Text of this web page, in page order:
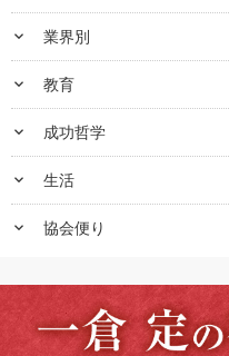
keyboard_arrow_down 業界別
keyboard_arrow_down 教育
keyboard_arrow_down 成功哲学
keyboard_arrow_down 生活
keyboard_arrow_down 協会便り